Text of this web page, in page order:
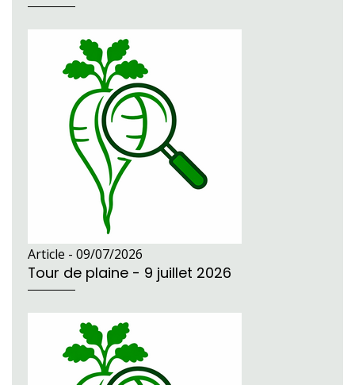
Article - 09/07/2026
Tour de plaine - 9 juillet 2026